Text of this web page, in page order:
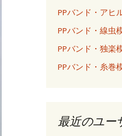
PPバンド・アヒ
PPバンド・線虫
PPバンド・独楽
PPバンド・糸巻
最近のユー